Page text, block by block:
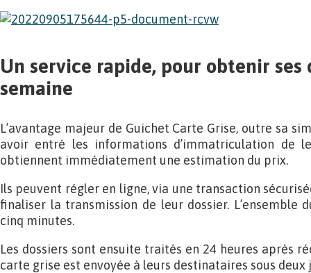
Un service rapide, pour obtenir ses
semaine
L’avantage majeur de Guichet Carte Grise, outre sa
avoir entré les informations d’immatriculation de
obtiennent immédiatement une estimation du prix.
Ils peuvent régler en ligne, via une transaction
finaliser la transmission de leur dossier. L’ensemble
cinq minutes.
Les dossiers sont ensuite traités en 24 heures après
carte grise est envoyée à leurs destinataires sous deux